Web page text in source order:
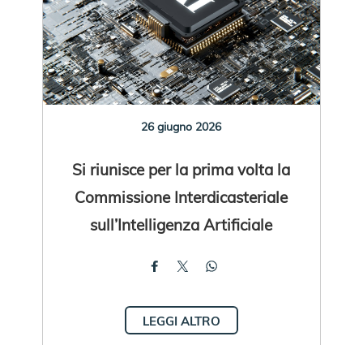
26 giugno 2026
Si riunisce per la prima volta la
Commissione Interdicasteriale
sull’Intelligenza Artificiale
LEGGI ALTRO